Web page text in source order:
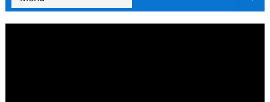
Tahun 50-An Bekasi Pernah di Pimpin Dua Bupati